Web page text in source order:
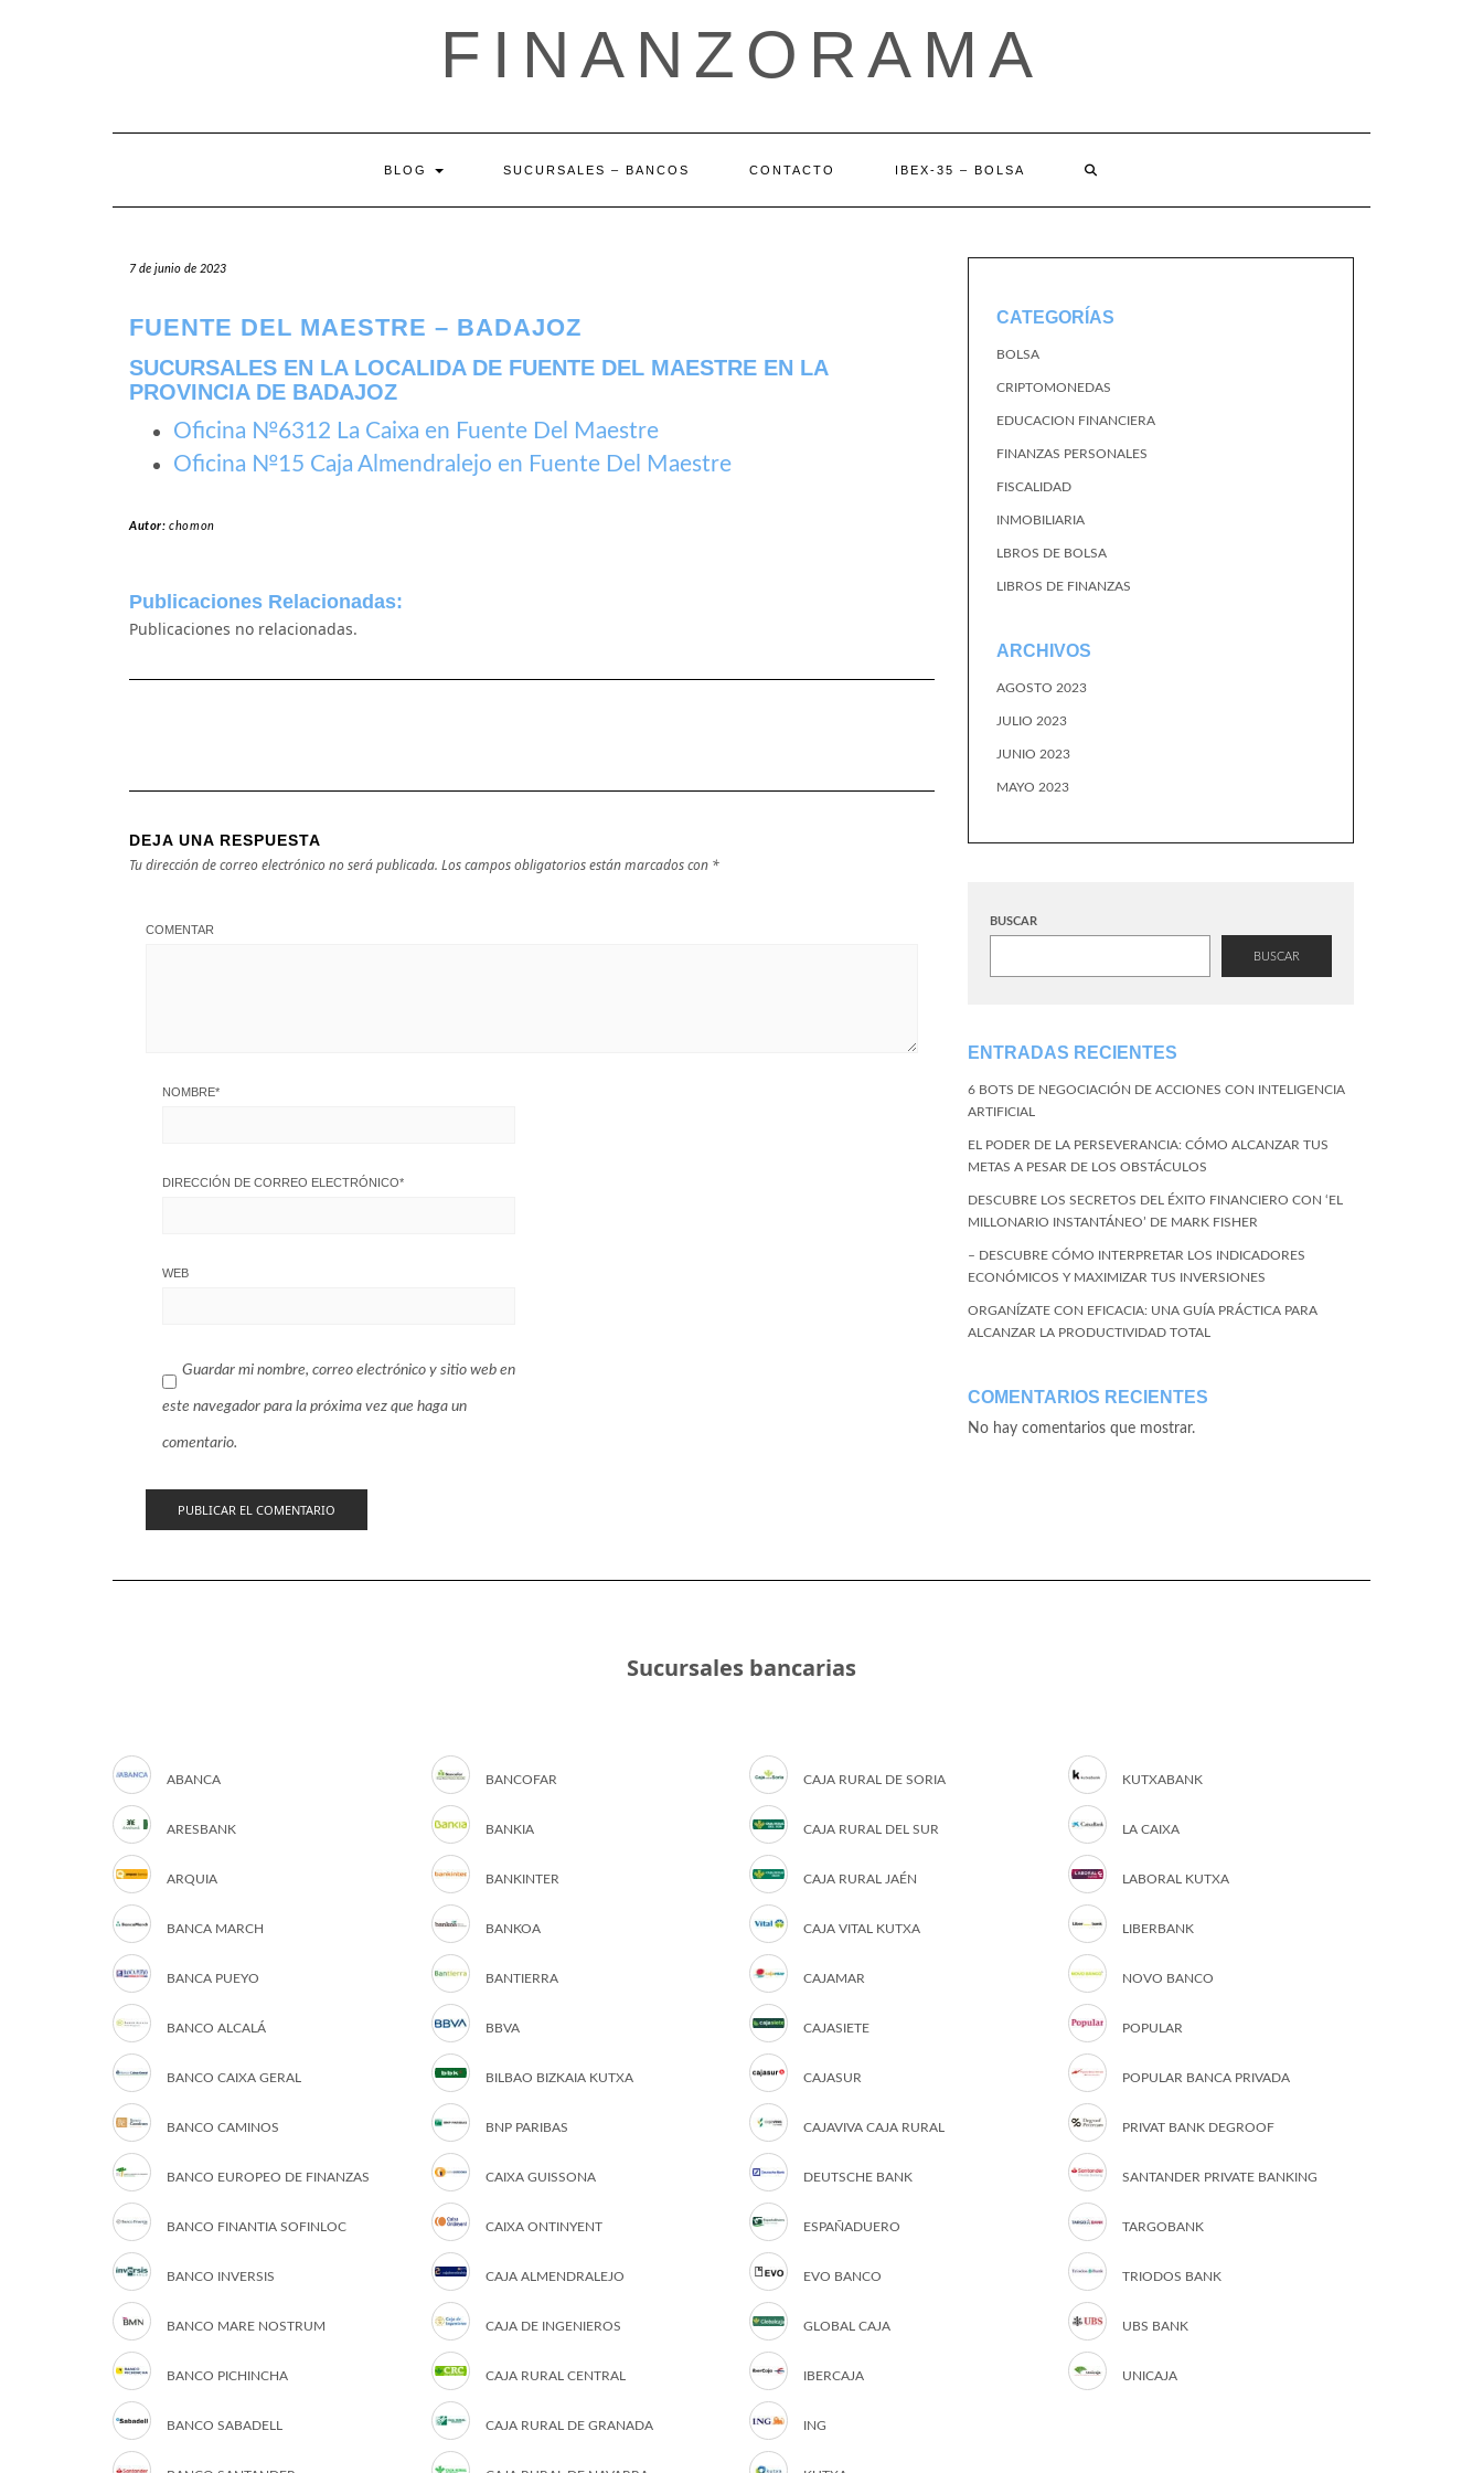
FINANZORAMA
BLOG SUCURSALES – BANCOS CONTACTO IBEX-35 – BOLSA
7 de junio de 2023
FUENTE DEL MAESTRE – BADAJOZ
SUCURSALES EN LA LOCALIDA DE FUENTE DEL MAESTRE EN LA
PROVINCIA DE BADAJOZ
Oficina №6312 La Caixa en Fuente Del Maestre
Oficina №15 Caja Almendralejo en Fuente Del Maestre
Autor:chomon
Publicaciones Relacionadas:
Publicaciones no relacionadas.
DEJA UNA RESPUESTA
Tu dirección de correo electrónico no será publicada. Los campos obligatorios están marcados con *
COMENTAR
NOMBRE*
DIRECCIÓN DE CORREO ELECTRÓNICO*
WEB
Guardar mi nombre, correo electrónico y sitio web en
este navegador para la próxima vez que haga un
comentario.
CATEGORÍAS
BOLSA
CRIPTOMONEDAS
EDUCACION FINANCIERA
FINANZAS PERSONALES
FISCALIDAD
INMOBILIARIA
LBROS DE BOLSA
LIBROS DE FINANZAS
ARCHIVOS
AGOSTO 2023
JULIO 2023
JUNIO 2023
MAYO 2023
BUSCAR
BUSCAR
ENTRADAS RECIENTES
6 BOTS DE NEGOCIACIÓN DE ACCIONES CON INTELIGENCIA
ARTIFICIAL
EL PODER DE LA PERSEVERANCIA: CÓMO ALCANZAR TUS
METAS A PESAR DE LOS OBSTÁCULOS
DESCUBRE LOS SECRETOS DEL ÉXITO FINANCIERO CON ‘EL
MILLONARIO INSTANTÁNEO’ DE MARK FISHER
– DESCUBRE CÓMO INTERPRETAR LOS INDICADORES
ECONÓMICOS Y MAXIMIZAR TUS INVERSIONES
ORGANÍZATE CON EFICACIA: UNA GUÍA PRÁCTICA PARA
ALCANZAR LA PRODUCTIVIDAD TOTAL
COMENTARIOS RECIENTES
No hay comentarios que mostrar.
Sucursales bancarias
ABANCA
ARESBANK
ARQUIA
BANCA MARCH
BANCA PUEYO
BANCO ALCALÁ
BANCO CAIXA GERAL
BANCO CAMINOS
BANCO EUROPEO DE FINANZAS
BANCO FINANTIA SOFINLOC
BANCO INVERSIS
BANCO MARE NOSTRUM
BANCO PICHINCHA
BANCO SABADELL
BANCOFAR
BANKIA
BANKINTER
BANKOA
BANTIERRA
BBVA
BILBAO BIZKAIA KUTXA
BNP PARIBAS
CAIXA GUISSONA
CAIXA ONTINYENT
CAJA ALMENDRALEJO
CAJA DE INGENIEROS
CAJA RURAL CENTRAL
CAJA RURAL DE GRANADA
CAJA RURAL DE SORIA
CAJA RURAL DEL SUR
CAJA RURAL JAÉN
CAJA VITAL KUTXA
CAJAMAR
CAJASIETE
CAJASUR
CAJAVIVA CAJA RURAL
DEUTSCHE BANK
ESPAÑADUERO
EVO BANCO
GLOBAL CAJA
IBERCAJA
ING
KUTXABANK
LA CAIXA
LABORAL KUTXA
LIBERBANK
NOVO BANCO
POPULAR
POPULAR BANCA PRIVADA
PRIVAT BANK DEGROOF
SANTANDER PRIVATE BANKING
TARGOBANK
TRIODOS BANK
UBS BANK
UNICAJA